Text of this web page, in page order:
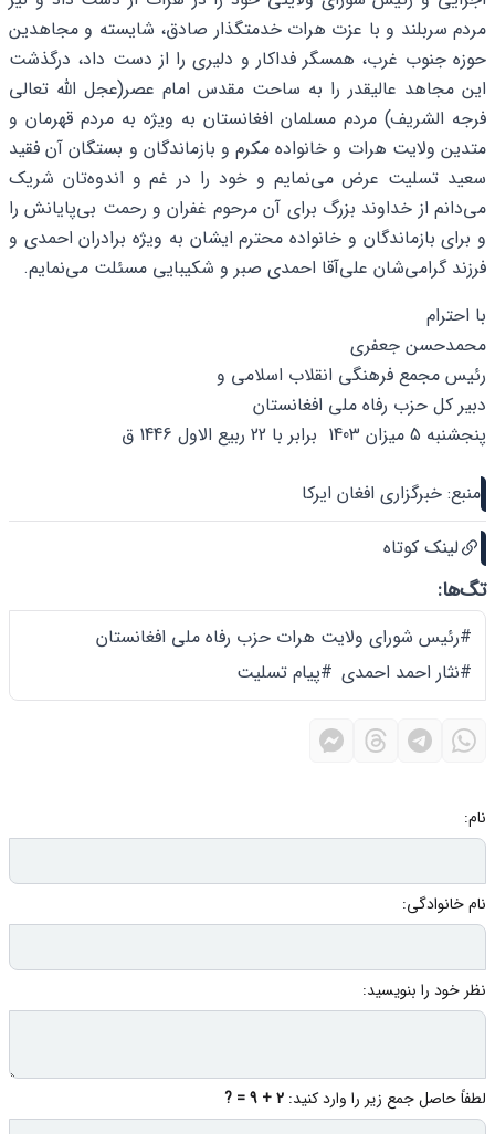
مردم سربلند و با عزت هرات خدمتگذار صادق، شایسته و مجاهدین
حوزه جنوب غرب، همسگر فداکار و دلیری را از دست داد، درگذشت
این مجاهد عالیقدر را به ساحت مقدس امام عصر(عجل الله تعالی
فرجه الشریف) مردم مسلمان افغانستان به ویژه به مردم قهرمان و
متدین ولایت هرات و خانواده مکرم و بازماندگان و بستگان آن فقید
سعید تسلیت عرض می‌نمایم و خود را در غم و اندوه‌تان شریک
می‌دانم از خداوند بزرگ برای آن مرحوم غفران و رحمت بی‌پایانش را
و برای بازماندگان و خانواده محترم ایشان به ویژه برادران احمدی و
فرزند گرامی‌شان علی‌آقا احمدی صبر و شکیبایی مسئلت می‌نمایم.
با احترام
محمدحسن جعفری
رئیس مجمع فرهنگی انقلاب اسلامی و
دبیر کل حزب رفاه ملی افغانستان
پنجشنبه 5 میزان 1403 برابر با 22 ربیع الاول 1446 ق
منبع: خبرگزاری افغان ایرکا
لینک کوتاه
تگ‌ها:
#رئیس شورای ولایت هرات حزب رفاه ملی افغانستان
#نثار احمد احمدی #پیام تسلیت
نام:
نام خانوادگی:
نظر خود را بنویسید:
لطفاً حاصل جمع زیر را وارد کنید: 2 + 9 = ?